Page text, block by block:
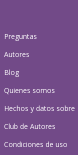
Preguntas
Autores
Blog
Quienes somos
Hechos y datos sobre
Club de Autores
Condiciones de uso